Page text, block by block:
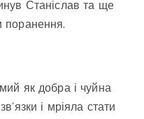
Станіслав та ще
поранення.
як добра і чуйна
і мріяла стати